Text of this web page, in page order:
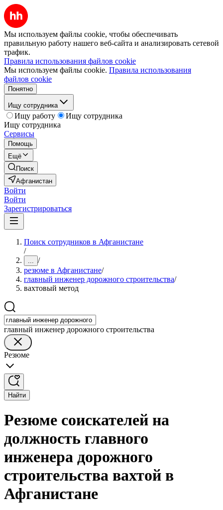
Мы используем файлы cookie, чтобы обеспечивать
правильную работу нашего веб-сайта и анализировать сетевой
трафик.
Правила использования файлов cookie
Мы используем файлы cookie. Правила использования
файлов cookie
Понятно
Ищу сотрудника
Ищу работу
Ищу сотрудника
Ищу сотрудника
Сервисы
Помощь
Ещё
Поиск
Афганистан
Войти
Войти
Зарегистрироваться
Поиск сотрудников в Афганистане
/
... /
резюме в Афганистане/
главный инженер дорожного строительства/
вахтовый метод
главный инженер дорожного строительства
Резюме
Найти
Резюме соискателей на
должность главного
инженера дорожного
строительства вахтой в
Афганистане